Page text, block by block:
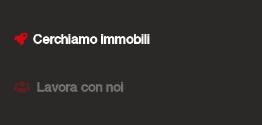
Cerchiamo immobili
Lavora con noi